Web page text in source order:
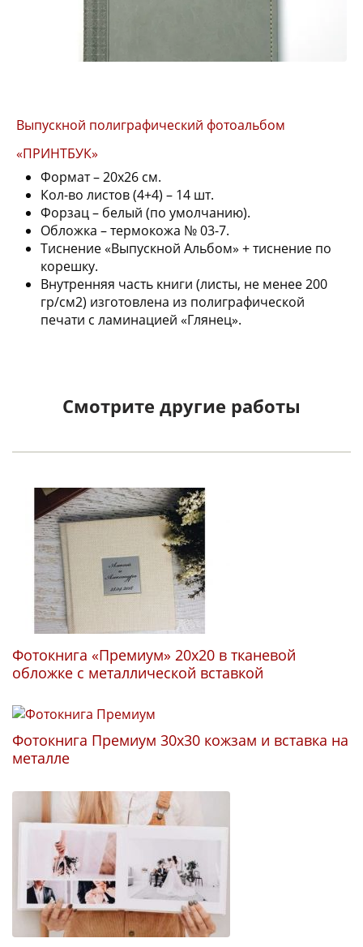
Выпускной полиграфический фотоальбом
«ПРИНТБУК»
Формат – 20х26 см.
Кол-во листов (4+4) – 14 шт.
Форзац – белый (по умолчанию).
Обложка – термокожа № 03-7.
Тиснение «Выпускной Альбом» + тиснение по
корешку.
Внутренняя часть книги (листы, не менее 200
гр/см2) изготовлена из полиграфической
печати с ламинацией «Глянец».
Смотрите другие работы
Фотокнига «Премиум» 20х20 в тканевой
обложке с металлической вставкой
Фотокнига Премиум 30х30 кожзам и вставка на
металле